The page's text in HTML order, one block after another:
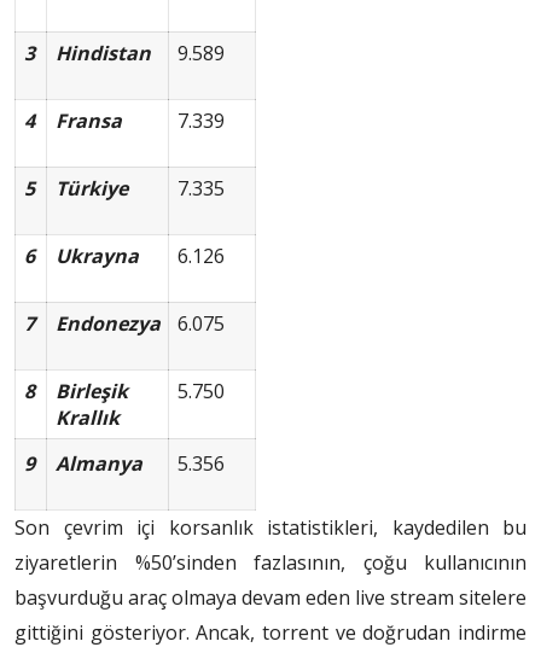
3 Hindistan 9.589
4 Fransa 7.339
5 Türkiye 7.335
6 Ukrayna 6.126
7 Endonezya 6.075
8
Birleşik
Krallık
5.750
9 Almanya 5.356
Son çevrim içi korsanlık istatistikleri, kaydedilen bu
ziyaretlerin %50’sinden fazlasının, çoğu kullanıcının
başvurduğu araç olmaya devam eden live stream sitelere
gittiğini gösteriyor. Ancak, torrent ve doğrudan indirme